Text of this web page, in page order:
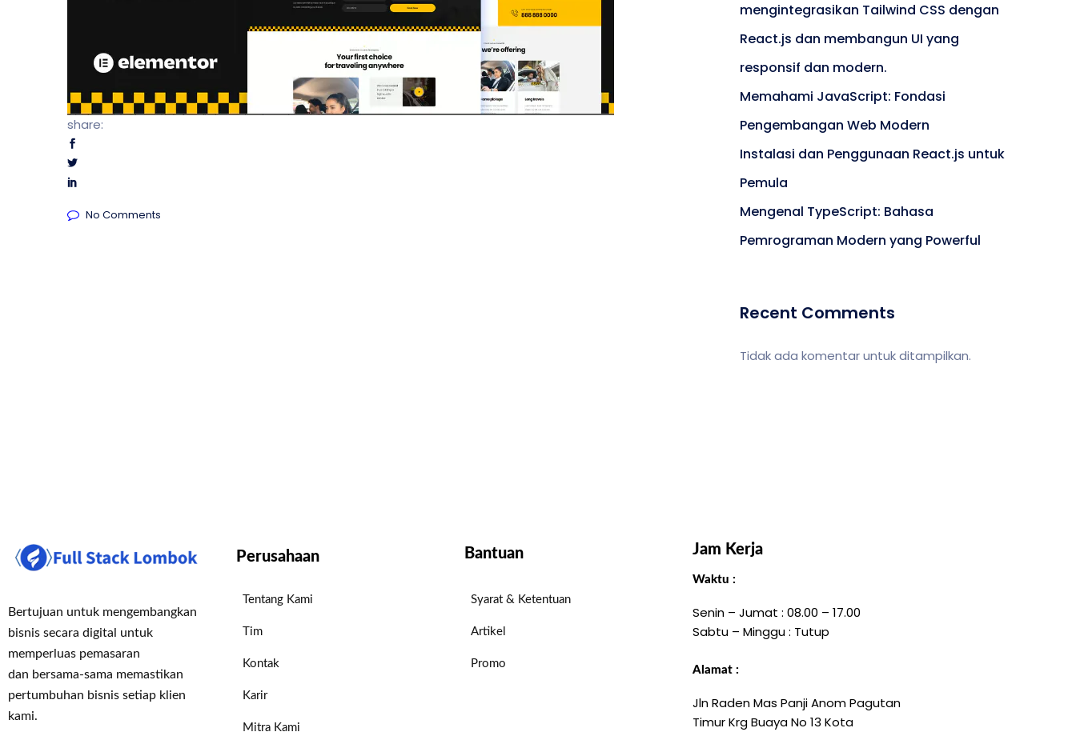
share:
No Comments
mengintegrasikan Tailwind CSS dengan
React.js dan membangun UI yang
responsif dan modern.
Memahami JavaScript: Fondasi
Pengembangan Web Modern
Instalasi dan Penggunaan React.js untuk
Pemula
Mengenal TypeScript: Bahasa
Pemrograman Modern yang Powerful
Recent Comments
Tidak ada komentar untuk ditampilkan.
Bertujuan untuk mengembangkan
bisnis secara digital untuk
memperluas pemasaran
dan bersama-sama memastikan
pertumbuhan bisnis setiap klien
kami.
Perusahaan
Tentang Kami
Tim
Kontak
Karir
Mitra Kami
Bantuan
Syarat & Ketentuan
Artikel
Promo
Jam Kerja
Waktu :
Senin – Jumat : 08.00 – 17.00
Sabtu – Minggu : Tutup
Alamat :
Jln Raden Mas Panji Anom Pagutan
Timur Krg Buaya No 13 Kota